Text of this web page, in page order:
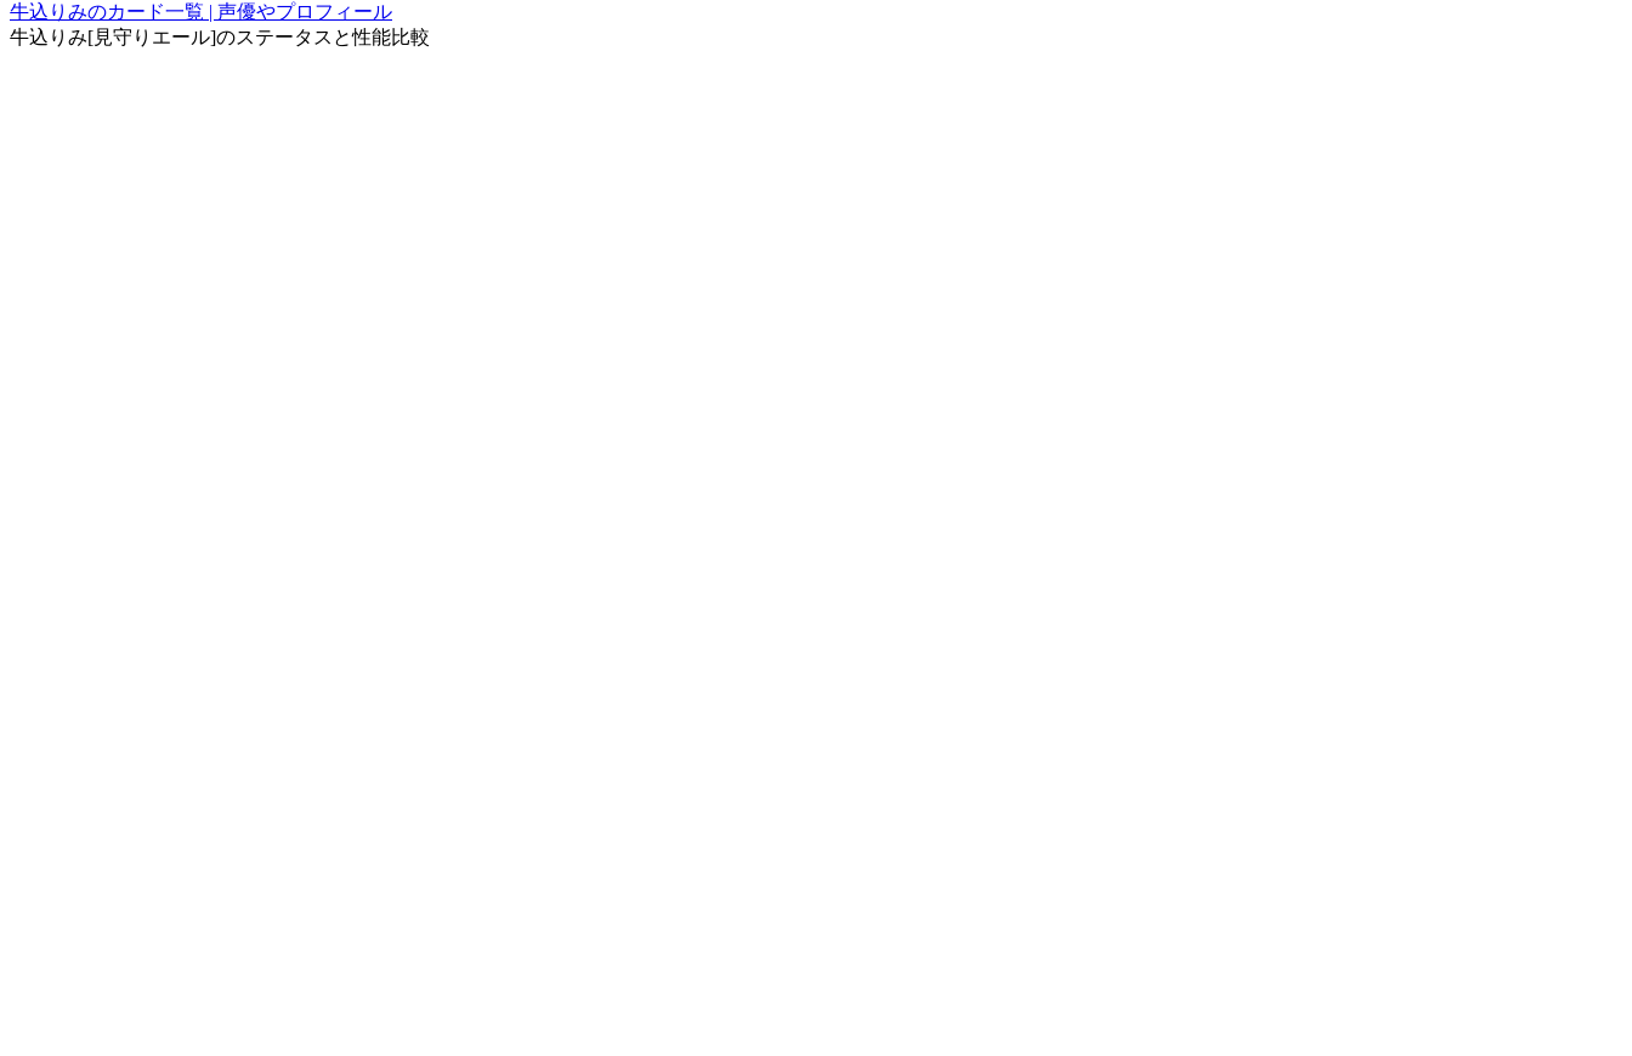
牛込りみのカード一覧 | 声優やプロフィール
牛込りみ[見守りエール]のステータスと性能比較